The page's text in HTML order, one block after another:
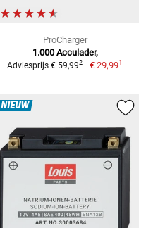
ProCharger
1.000 Acculader,
Adviesprijs € 59,992 € 29,991
NIEUW